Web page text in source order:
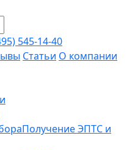
545-14-40
Статьи О компании
Получение ЭПТС и